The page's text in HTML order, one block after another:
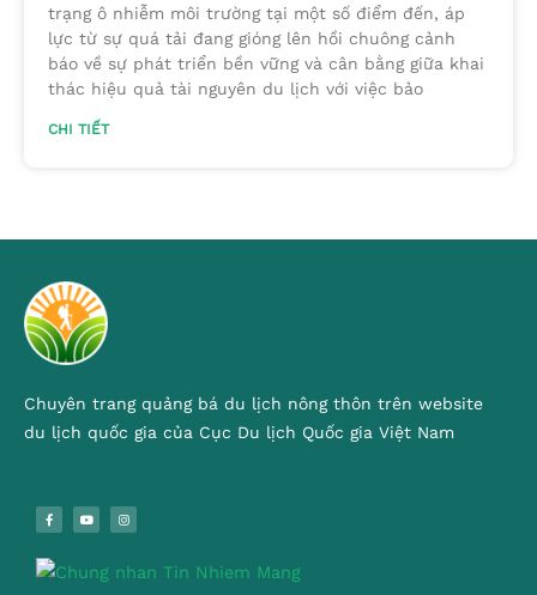
trạng ô nhiễm môi trường tại một số điểm đến, áp
lực từ sự quá tải đang gióng lên hồi chuông cảnh
báo về sự phát triển bền vững và cân bằng giữa khai
thác hiệu quả tài nguyên du lịch với việc bảo
CHI TIẾT
Chuyên trang quảng bá du lịch nông thôn trên website
du lịch quốc gia của Cục Du lịch Quốc gia Việt Nam